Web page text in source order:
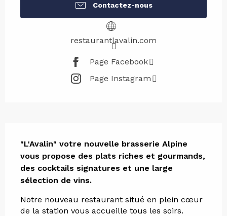
Contactez-nous
restaurantlavalin.com
Page Facebook
Page Instagram
"L'Avalin" votre nouvelle brasserie Alpine
vous propose des plats riches et gourmands,
des cocktails signatures et une large
sélection de vins.
Notre nouveau restaurant situé en plein cœur
de la station vous accueille tous les soirs.